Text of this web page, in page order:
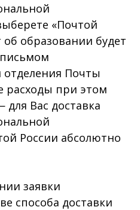
«Почтой
об образовании будет
Почты
расходы при этом
Вас доставка
России абсолютно
заявки
способа доставки